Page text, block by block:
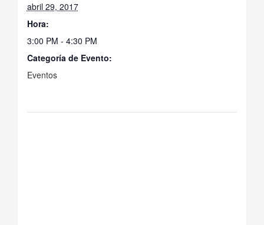
abril 29, 2017
Hora:
3:00 PM - 4:30 PM
Categoría de Evento:
Eventos